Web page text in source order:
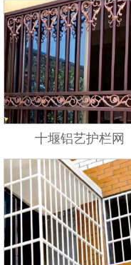
十堰铝艺护栏网